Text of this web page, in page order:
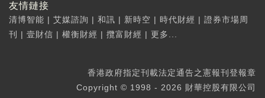
友情鏈接
清博智能 | 艾媒諮詢 | 和訊 | 新時空 | 時代財經 | 證券市場周
刊
| 壹財信 | 權衡財經 | 攬富財經 | 更多...
香港政府指定刊載法定通告之憲報刊登報章
Copyright © 1998 - 2026 財華控股有限公司